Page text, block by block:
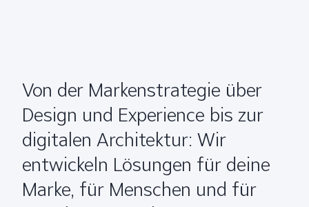
Von der Markenstrategie über
Design und Experience bis zur
digitalen Architektur: Wir
entwickeln Lösungen für deine
Marke, für Menschen und für